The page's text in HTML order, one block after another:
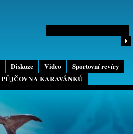
Diskuze Video
Sportovní revíry
PŮJČOVNA KARAVÁNKŮ